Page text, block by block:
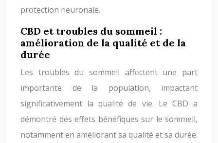
protection neuronale.
CBD et troubles du sommeil :
amélioration de la qualité et de la
durée
Les troubles du sommeil affectent une part
importante de la population, impactant
significativement la qualité de vie. Le CBD a
démontré des effets bénéfiques sur le sommeil,
notamment en améliorant sa qualité et sa durée.